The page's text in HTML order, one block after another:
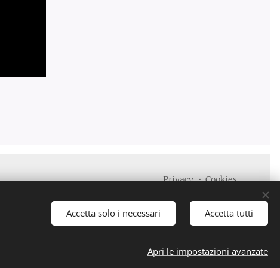
Privacy
Cookies
Accetta solo i necessari Accetta tutti
Apri le impostazioni avanzate